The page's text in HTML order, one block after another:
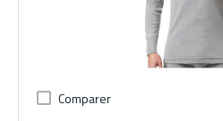
Comparer